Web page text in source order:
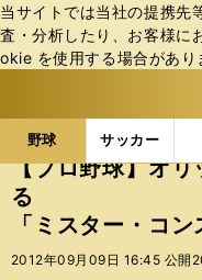
当サイトでは当社の提携先
査・分析したり、お客様に
okie を使⽤する場合があり
野球 サッカー
b
ス
ポ
ル
テ
ー
野球の記事一覧
【プロ野球】オ
る
「ミスター・コ
2012年09月09日 16:45 公開